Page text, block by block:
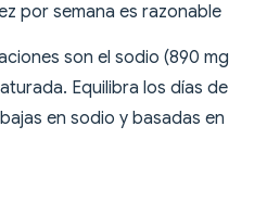
por semana es razonable
son el sodio (890 mg
Equilibra los días de
en sodio y basadas en